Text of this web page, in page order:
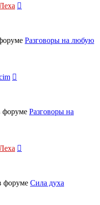
Разговоры на любую
форуме Разговоры на
форуме Сила духа